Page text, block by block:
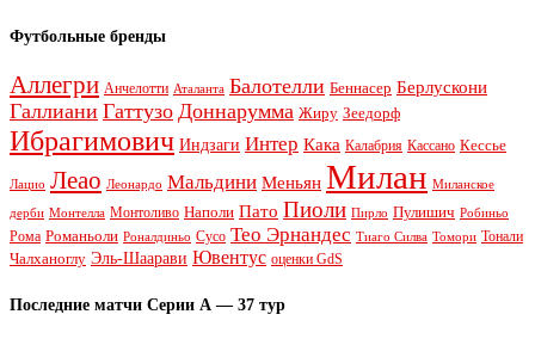
Футбольные бренды
Аллегри Анчелотти Аталанта Балотелли Беннасер Берлускони
Галлиани Гаттузо Доннарумма Жиру Зеедорф
Ибрагимович Индзаги Интер Кака Калабрия Кассано Кессье
Лацио Леао Леонардо Мальдини Меньян Милан Миланское
дерби Монтелла Монтоливо Наполи Пато Пиоли Пирло Пулишич Робиньо
Рома Романьоли Роналдиньо Сусо Тео Эрнандес Тиаго Силва Томори Тонали
Чалханоглу Эль-Шаарави Ювентус оценки GdS
Последние матчи Серии А — 37 тур